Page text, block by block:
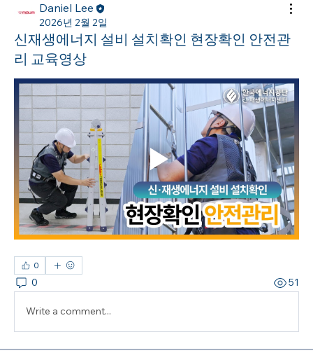
Daniel Lee
2026년 2월 2일
신재생에너지 설비 설치확인 현장확인 안전관
리 교육영상
0
0 51
Write a comment...